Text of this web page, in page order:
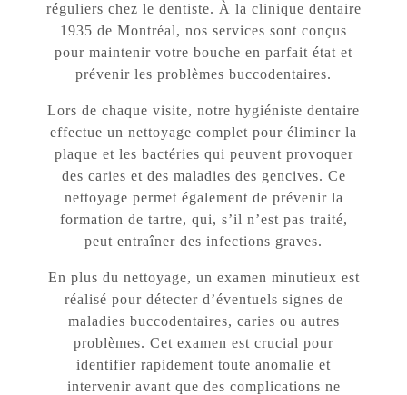
réguliers chez le dentiste. À la clinique dentaire
1935 de Montréal, nos services sont conçus
pour maintenir votre bouche en parfait état et
prévenir les problèmes buccodentaires.
Lors de chaque visite, notre hygiéniste dentaire
effectue un nettoyage complet pour éliminer la
plaque et les bactéries qui peuvent provoquer
des caries et des maladies des gencives. Ce
nettoyage permet également de prévenir la
formation de tartre, qui, s’il n’est pas traité,
peut entraîner des infections graves.
En plus du nettoyage, un examen minutieux est
réalisé pour détecter d’éventuels signes de
maladies buccodentaires, caries ou autres
problèmes. Cet examen est crucial pour
identifier rapidement toute anomalie et
intervenir avant que des complications ne